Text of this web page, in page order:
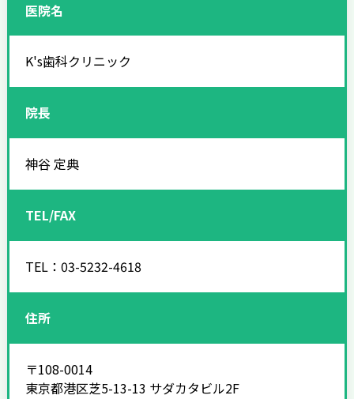
医院名
K's歯科クリニック
院長
神谷 定典
TEL/FAX
TEL：03-5232-4618
住所
〒108-0014
東京都港区芝5-13-13 サダカタビル2F